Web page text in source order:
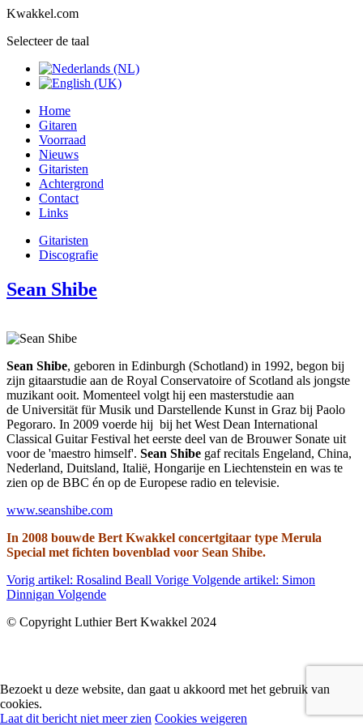
Kwakkel.com
Selecteer de taal
Home
Gitaren
Voorraad
Nieuws
Gitaristen
Achtergrond
Contact
Links
Gitaristen
Discografie
Sean Shibe
Sean Shibe, geboren in Edinburgh (Schotland) in 1992, begon bij
zijn gitaarstudie aan de Royal Conservatoire of Scotland als jongste
muzikant ooit. Momenteel volgt hij een masterstudie aan
de Universität für Musik und Darstellende Kunst in Graz bij Paolo
Pegoraro. In 2009 voerde hij bij het West Dean International
Classical Guitar Festival het eerste deel van de Brouwer Sonate uit
voor de 'maestro himself'. Sean Shibe gaf recitals Engeland, China,
Nederland, Duitsland, Italië, Hongarije en Liechtenstein en was te
zien op de BBC én op de Europese radio en televisie.
www.seanshibe.com
In 2008 bouwde Bert Kwakkel concertgitaar type Merula
Special met fichten bovenblad voor Sean Shibe.
Vorig artikel: Rosalind Beall Vorige Volgende artikel: Simon
Dinnigan Volgende
© Copyright Luthier Bert Kwakkel 2024
Bezoekt u deze website, dan gaat u akkoord met het gebruik van
cookies.
Laat dit bericht niet meer zien Cookies weigeren